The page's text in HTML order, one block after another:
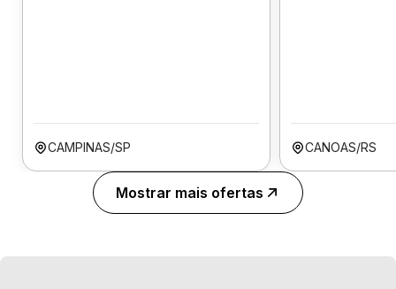
CAMPINAS/SP CANOAS/RS
Mostrar mais ofertas